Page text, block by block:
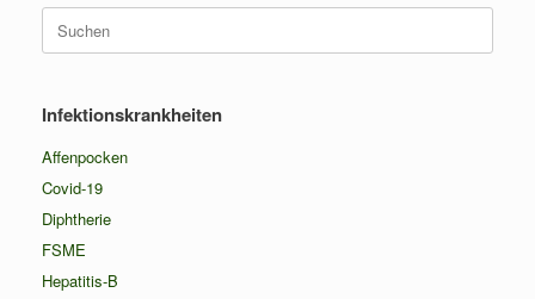
Suchen
nach:
Infektionskrankheiten
Affenpocken
Covid-19
Diphtherie
FSME
Hepatitis-B